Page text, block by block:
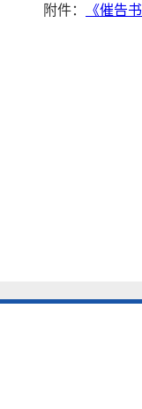
附件： 《催告